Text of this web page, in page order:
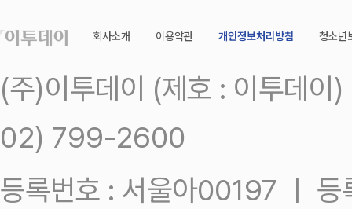
회사소개 이용약관 개인정보처리방침 청소년
(주)이투데이 (제호 : 이투데
02) 799-2600
등록번호 : 서울아00197 ㅣ